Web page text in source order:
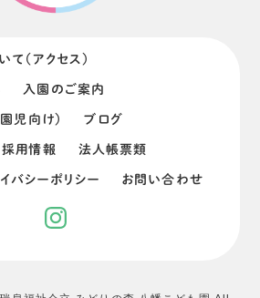
て（アクセス）
入園のご案内
児向け） ブログ
採用情報 法人帳票類
バシーポリシー お問い合わせ